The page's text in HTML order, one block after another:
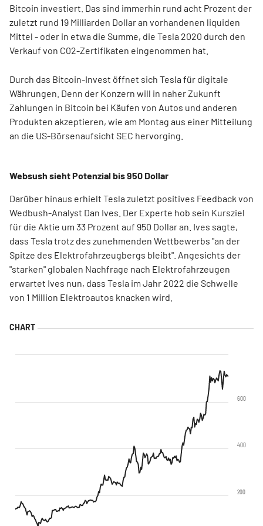
Bitcoin investiert. Das sind immerhin rund acht Prozent der
zuletzt rund 19 Milliarden Dollar an vorhandenen liquiden
Mittel - oder in etwa die Summe, die Tesla 2020 durch den
Verkauf von C02-Zertifikaten eingenommen hat.
Durch das Bitcoin-Invest öffnet sich Tesla für digitale
Währungen. Denn der Konzern will in naher Zukunft
Zahlungen in Bitcoin bei Käufen von Autos und anderen
Produkten akzeptieren, wie am Montag aus einer Mitteilung
an die US-Börsenaufsicht SEC hervorging.
Websush sieht Potenzial bis 950 Dollar
Darüber hinaus erhielt Tesla zuletzt positives Feedback von
Wedbush-Analyst Dan Ives. Der Experte hob sein Kursziel
für die Aktie um 33 Prozent auf 950 Dollar an. Ives sagte,
dass Tesla trotz des zunehmenden Wettbewerbs "an der
Spitze des Elektrofahrzeugbergs bleibt". Angesichts der
"starken" globalen Nachfrage nach Elektrofahrzeugen
erwartet Ives nun, dass Tesla im Jahr 2022 die Schwelle
von 1 Million Elektroautos knacken wird.
200
400
600